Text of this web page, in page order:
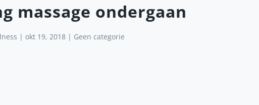
massage ondergaan
|okt 19, 2018 | Geen categorie